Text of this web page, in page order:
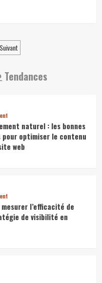
Suivant
Tendances
naturel : les bonnes
optimiser le contenu
web
l’efficacité de
de visibilité en